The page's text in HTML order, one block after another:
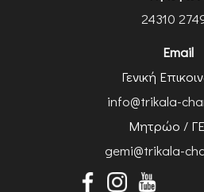
24310
Email
Γενική
info@trikala-
Μητρώο /
gemi@trikala-